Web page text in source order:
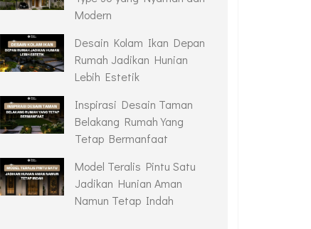
Modern
Desain Kolam Ikan Depan
Rumah Jadikan Hunian
Lebih Estetik
Inspirasi Desain Taman
Belakang Rumah Yang
Tetap Bermanfaat
Model Teralis Pintu Satu
Jadikan Hunian Aman
Namun Tetap Indah